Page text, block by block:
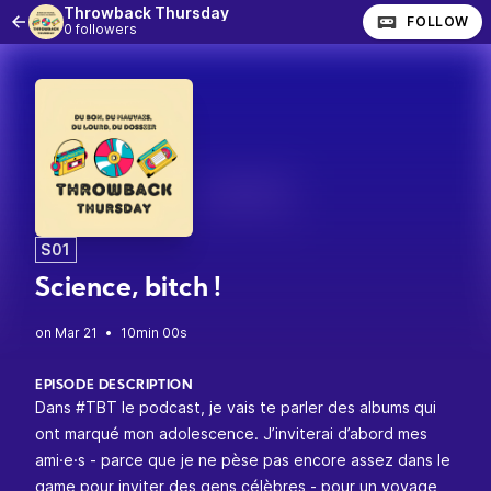
Throwback Thursday
0 followers FOLLOW
S01
Science, bitch !
• 10min 00s
EPISODE DESCRIPTION
Dans #TBT le podcast, je vais te parler des albums qui
ont marqué mon adolescence. J’inviterai d’abord mes
ami·e·s - parce que je ne pèse pas encore assez dans le
game pour inviter des gens célèbres - pour un voyage